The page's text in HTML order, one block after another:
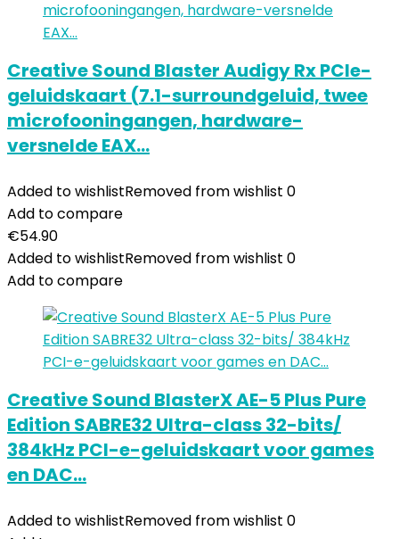
Creative Sound Blaster Audigy Rx PCIe-
geluidskaart (7.1-surroundgeluid, twee
microfooningangen, hardware-
versnelde EAX…
Added to wishlistRemoved from wishlist 0
Add to compare
€54.90
Added to wishlistRemoved from wishlist 0
Add to compare
Creative Sound BlasterX AE-5 Plus Pure
Edition SABRE32 Ultra-class 32-bits/
384kHz PCI-e-geluidskaart voor games
en DAC…
Added to wishlistRemoved from wishlist 0